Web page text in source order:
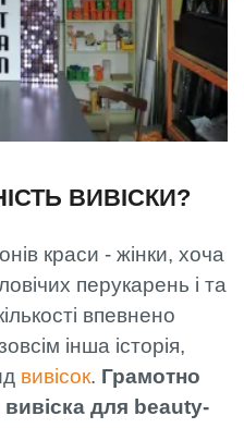
ВИВІСКИ?
краси - жінки, хоча
перукарень і та
впевнено
інша історія,
вивісок. Грамотно
для beauty-